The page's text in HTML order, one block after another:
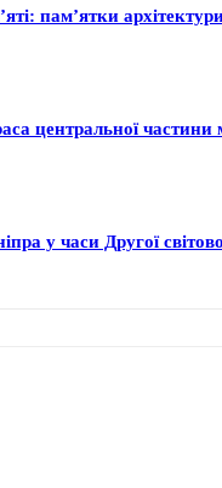
пам’ятки
центральної частини
у часи Другої